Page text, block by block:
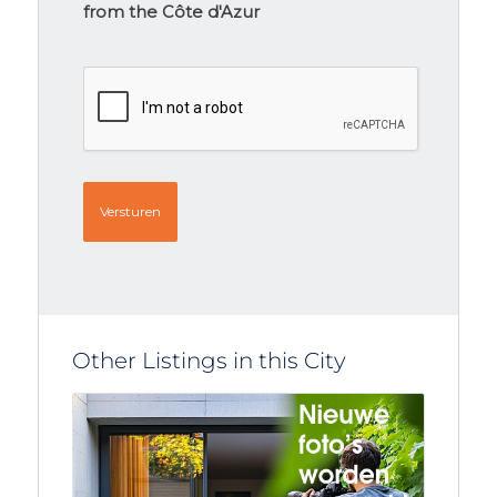
from the Côte d'Azur
Other Listings in this City